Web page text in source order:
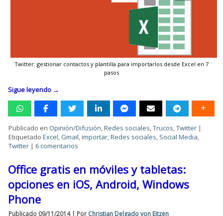
Twitter: gestionar contactos y plantilla para importarlos desde Excel en 7
pasos
Sigue leyendo →
Publicado en Opinión/Difusión,Redes sociales,Trucos,Twitter |
Etiquetado Excel, Gmail,importar,Redes sociales, Social Media,
Twitter | 6 comentarios
Office gratis en móviles y tabletas:
opciones en iOS, Android, Windows
Phone
Publicado 09/11/2014| Por Christian Delgado von Eitzen